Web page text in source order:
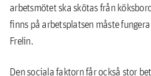
arbetsmötet ska skötas från
finns på arbetsplatsen måste
Frelin.
Den sociala faktorn får också stor